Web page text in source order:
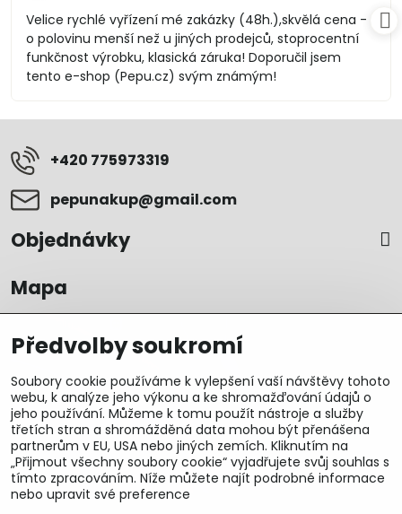
/
5
Velice rychlé vyřízení mé zakázky (48h.),skvělá cena -
o polovinu menší než u jiných prodejců, stoprocentní
funkčnost výrobku, klasická záruka! Doporučil jsem
tento e-shop (Pepu.cz) svým známým!
+420 775973319
pepunakup​@gmail​.com
Objednávky
Mapa
Předvolby soukromí
Soubory cookie používáme k vylepšení vaší návštěvy tohoto
webu, k analýze jeho výkonu a ke shromažďování údajů o
jeho používání. Můžeme k tomu použít nástroje a služby
třetích stran a shromážděná data mohou být přenášena
partnerům v EU, USA nebo jiných zemích. Kliknutím na
„Přijmout všechny soubory cookie“ vyjadřujete svůj souhlas s
tímto zpracováním. Níže můžete najít podrobné informace
nebo upravit své preference